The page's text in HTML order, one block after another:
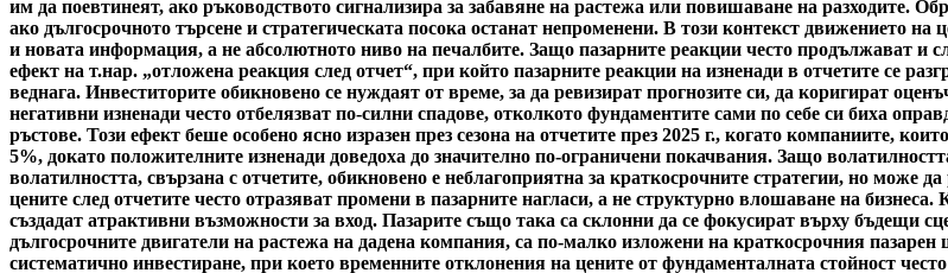
им да поевтинеят, ако ръководството сигнализира за забавяне на растежа или повишаване на разходите.
ако дългосрочното търсене и стратегическата посока останат непроменени. В този контекст движението
и новата информация, а не абсолютното ниво на печалбите. Защо пазарните реакции често продължават и
ефект на т.нар. „отложена реакция след отчет“, при който пазарните реакции на изненади в отчетите се
веднага. Инвеститорите обикновено се нуждаят от време, за да ревизират прогнозите си, да коригират
негативни изненади често отбелязват по-силни спадове, отколкото фундаментите сами по себе си биха
ръстове. Този ефект беше особено ясно изразен през сезона на отчетите през 2025 г., когато компаниите,
5%, докато положителните изненади доведоха до значително по-ограничени покачвания. Защо
волатилността, свързана с отчетите, обикновено е неблагоприятна за краткосрочните стратегии, но може
цените след отчетите често отразяват промени в пазарните нагласи, а не структурно влошаване на
създадат атрактивни възможности за вход. Пазарите също така са склонни да се фокусират върху бъдещи
дългосрочните двигатели на растежа на дадена компания, са по-малко изложени на краткосрочния
систематично инвестиране, при което временните отклонения на цените от фундаменталната стойност